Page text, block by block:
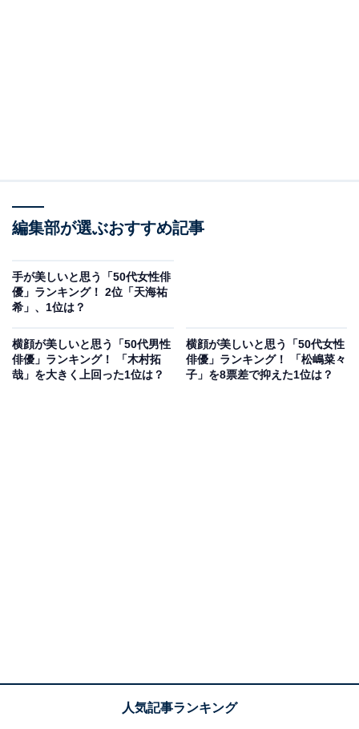
2位は石田ゆり子さんでした。石田さんは、1987年に芸
能活動をスタートし、ドラマ『海の群星』（NHK総合）
し、名バイプレーヤーとして人気です。
美しい声に定評がある俳優として知られ、数多くの番組
でナレーションを務め、さらに音楽活動も実施。アニメ
映画『平成狸合戦ぽんぽこ』、『もののけ姫』で声優を
担当するなど、声でファンを魅了しています。
編集部が選ぶおすすめ記事
手が美しいと思う「50代女性俳
優」ランキング！ 2位「天海祐
希」、1位は？
横顔が美しいと思う「50代男性
俳優」ランキング！ 「木村拓
哉」を大きく上回った1位は？
横顔が美しいと思う「50代女性
俳優」ランキング！ 「松嶋菜々
子」を8票差で抑えた1位は？